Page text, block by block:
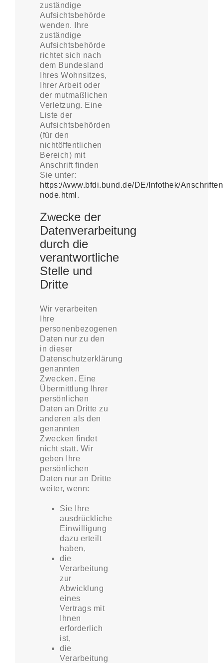
zuständige
Aufsichtsbehörde
wenden. Ihre
zuständige
Aufsichtsbehörde
richtet sich nach
dem Bundesland
Ihres Wohnsitzes,
Ihrer Arbeit oder
der mutmaßlichen
Verletzung. Eine
Liste der
Aufsichtsbehörden
(für den
nichtöffentlichen
Bereich) mit
Anschrift finden
Sie unter:
https://www.bfdi.bund.de/DE/Infothek/
node.html .
Zwecke der
Datenverarbeitung
durch die
verantwortliche
Stelle und
Dritte
Wir verarbeiten
Ihre
personenbezogenen
Daten nur zu den
in dieser
Datenschutzerklärung
genannten
Zwecken. Eine
Übermittlung Ihrer
persönlichen
Daten an Dritte zu
anderen als den
genannten
Zwecken findet
nicht statt. Wir
geben Ihre
persönlichen
Daten nur an Dritte
weiter, wenn:
Sie Ihre
ausdrückliche
Einwilligung
dazu erteilt
haben,
die
Verarbeitung
zur
Abwicklung
eines
Vertrags mit
Ihnen
erforderlich
ist,
die
Verarbeitung